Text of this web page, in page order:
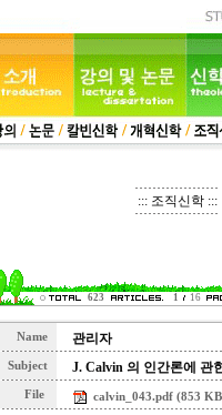
::: 조직신학 :::
623 1 16
Name 관리자
Subject J. Calvin 의 인간론에 관
File calvin_043.pdf (853